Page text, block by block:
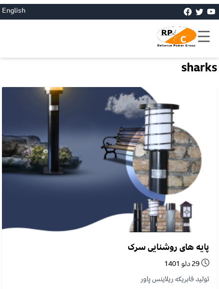
English
sharks
پایه های روشنایی سرک
29 دلو 1401
تولید فابریکه ریلاینس پاور